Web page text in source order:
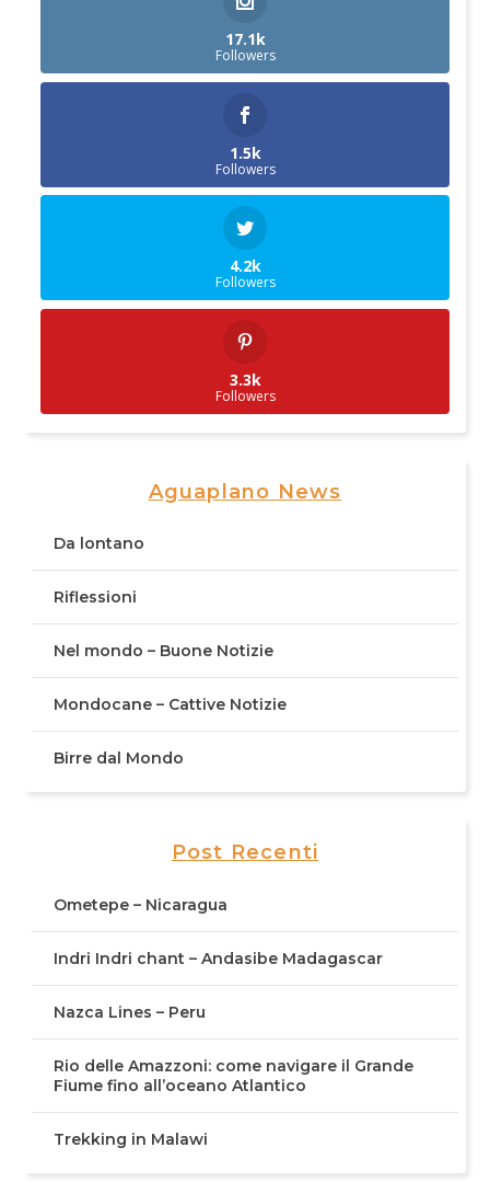
17.1k
Followers
1.5k
Followers
4.2k
Followers
3.3k
Followers
Aguaplano News
Da lontano
Riflessioni
Nel mondo – Buone Notizie
Mondocane – Cattive Notizie
Birre dal Mondo
Post Recenti
Ometepe – Nicaragua
Indri Indri chant – Andasibe Madagascar
Nazca Lines – Peru
Rio delle Amazzoni: come navigare il Grande
Fiume fino all’oceano Atlantico
Trekking in Malawi